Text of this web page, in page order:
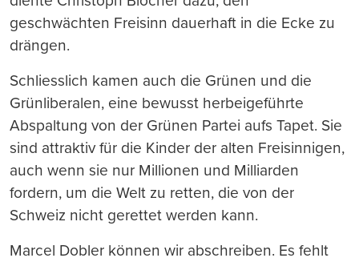
geschwächten Freisinn dauerhaft in die Ecke zu
drängen.
Schliesslich kamen auch die Grünen und die
Grünliberalen, eine bewusst herbeigeführte
Abspaltung von der Grünen Partei aufs Tapet. Sie
sind attraktiv für die Kinder der alten Freisinnigen,
auch wenn sie nur Millionen und Milliarden
fordern, um die Welt zu retten, die von der
Schweiz nicht gerettet werden kann.
Marcel Dobler können wir abschreiben. Es fehlt